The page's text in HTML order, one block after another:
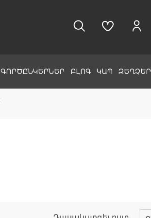
ԳՈՐԾԸՆԿԵՐՆԵՐ ԲԼՈԳ ԿԱՊ ԶԵՂՉԵՐ